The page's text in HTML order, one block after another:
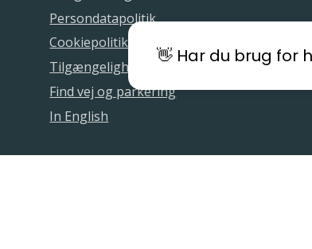
Persondatapolitik
Cookiepolitik
Tilgængelighedserklæring
Find vej og parkering
In English
👋 Har du brug for